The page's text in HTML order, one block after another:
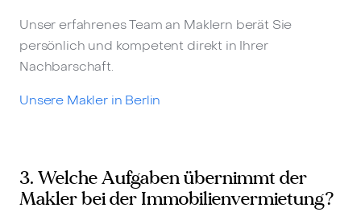
Unser erfahrenes Team an Maklern berät Sie
persönlich und kompetent direkt in Ihrer
Nachbarschaft.
Unsere Makler in Berlin
3. Welche Aufgaben übernimmt der
Makler bei der Immobilienvermietung?